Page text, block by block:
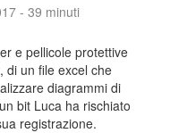
- 39 minuti
e pellicole protettive
di un file excel che
diagrammi di
bit Luca ha rischiato
registrazione.